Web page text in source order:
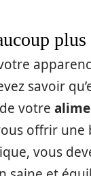
savoir
votre
offrir une
vous